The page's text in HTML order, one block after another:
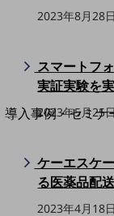
別ウィンドウで開
サービスをご利用中
導入事例・セミナ
最新の導入事例や注目
セミナー
開催・出展する各種セミ
2023年8月28日
スマートフ
実証実験を
2023年5月25
ケーエスケ
る医薬品配
2023年4月18日